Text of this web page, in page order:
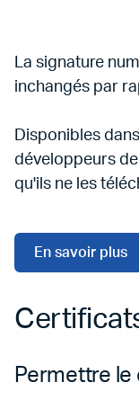
La signature
inchangés par
Disponibles
développeurs
qu'ils ne les
En savoir plus
Permettre